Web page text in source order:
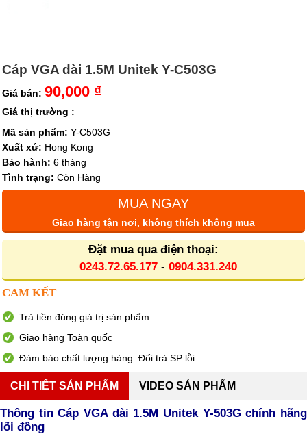
Cáp VGA dài 1.5M Unitek Y-C503G
Giá bán: 90,000 ₫
Giá thị trường :
Mã sản phẩm: Y-C503G
Xuất xứ: Hong Kong
Bảo hành: 6 tháng
Tình trạng: Còn Hàng
MUA NGAY
Giao hàng tận nơi, không thích không mua
Đặt mua qua điện thoại:
0243.72.65.177- 0904.331.240
CAM KẾT
Trả tiền đúng giá trị sản phẩm
Giao hàng Toàn quốc
Đảm bảo chất lượng hàng. Đổi trả SP lỗi
CHI TIẾT SẢN PHẨM VIDEO SẢN PHẨM
Thông tin Cáp VGA dài 1.5M Unitek Y-503G chính hãng
lõi đồng